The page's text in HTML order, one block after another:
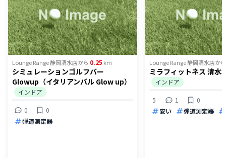
Lounge Range 静岡清水店から 0.25 km
シミュレーションゴルフバー
Glowup（イタリアンバル Glow up）
インドア
0
0
弾道測定器
Lounge Range 静岡清水店から
ミラフィットネス 清水
インドア
5 1
0
安い
弾道測定器